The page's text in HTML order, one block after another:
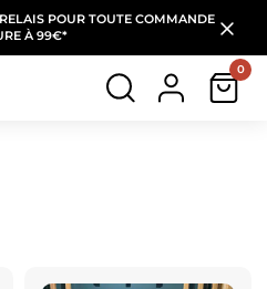
POUR TOUTE COMMANDE
À 99€*
0